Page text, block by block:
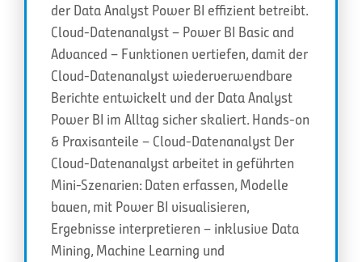
der Data Analyst Power BI effizient betreibt.
Cloud-Datenanalyst – Power BI Basic and
Advanced – Funktionen vertiefen, damit der
Cloud-Datenanalyst wiederverwendbare
Berichte entwickelt und der Data Analyst
Power BI im Alltag sicher skaliert. Hands-on
& Praxisanteile – Cloud-Datenanalyst Der
Cloud-Datenanalyst arbeitet in geführten
Mini-Szenarien: Daten erfassen, Modelle
bauen, mit Power BI visualisieren,
Ergebnisse interpretieren – inklusive Data
Mining, Machine Learning und